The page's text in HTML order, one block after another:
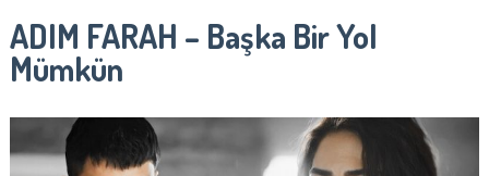
ADIM FARAH – Başka Bir Yol
Mümkün